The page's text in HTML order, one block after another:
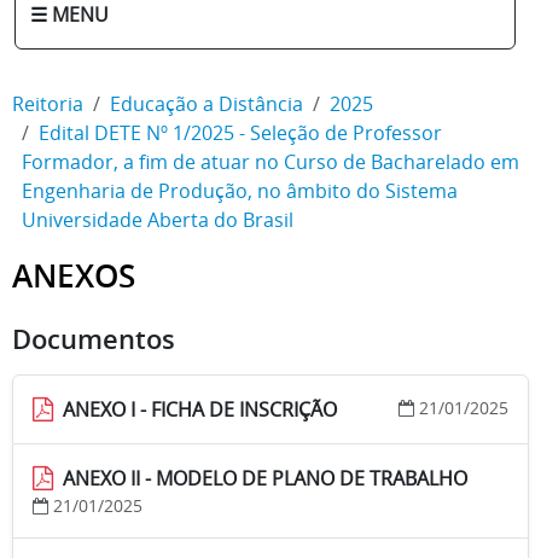
☰ MENU
Reitoria Educação a Distância
2025
Edital DETE Nº 1/2025 - Seleção de Professor
Formador, a fim de atuar no Curso de Bacharelado em
Engenharia de Produção, no âmbito do Sistema
Universidade Aberta do Brasil
ANEXOS
Documentos
ANEXO I - FICHA DE INSCRIÇÃO 21/01/2025
ANEXO II - MODELO DE PLANO DE TRABALHO
21/01/2025